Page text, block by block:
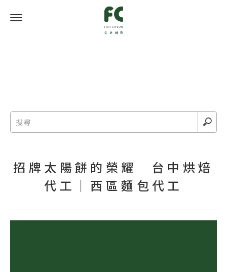
招牌太陽餅的榮耀 台中烘焙
代工｜西區麵包代工